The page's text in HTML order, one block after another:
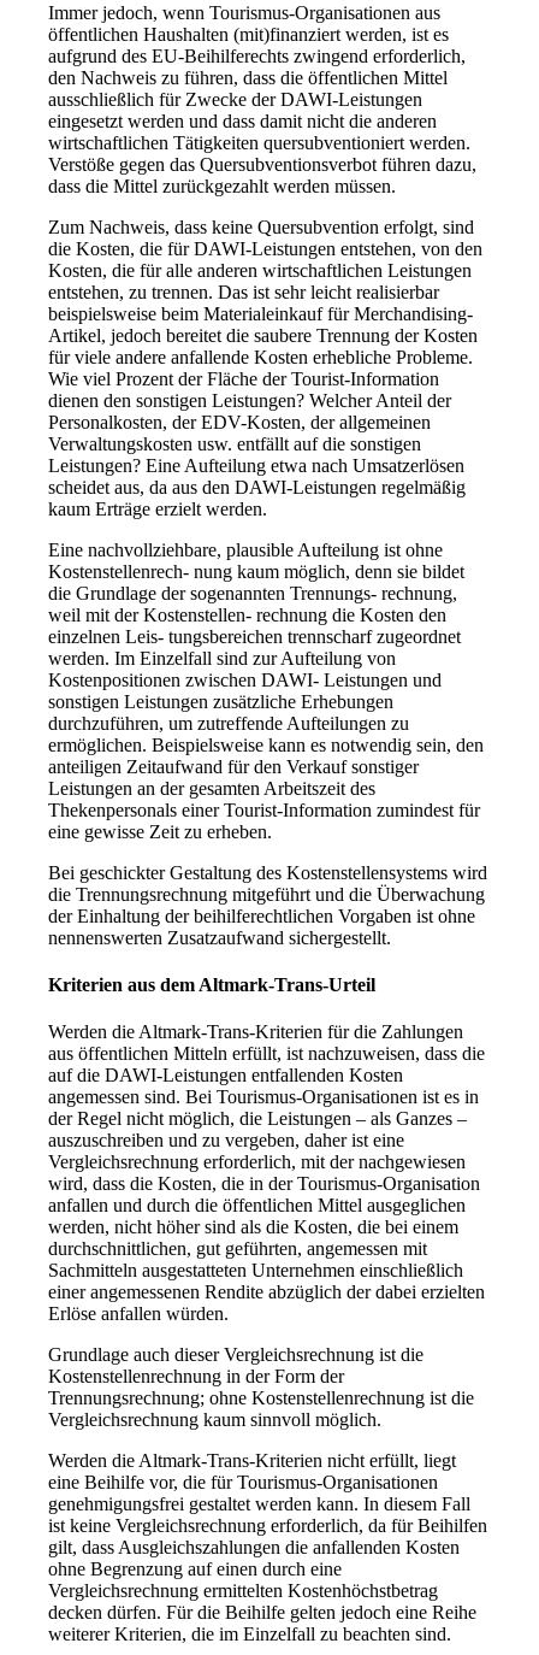
Immer jedoch, wenn Tourismus-Organisationen aus
öffentlichen Haushalten (mit)finanziert werden, ist es
aufgrund des EU-Beihilferechts zwingend erforderlich,
den Nachweis zu führen, dass die öffentlichen Mittel
ausschließlich für Zwecke der DAWI-Leistungen
eingesetzt werden und dass damit nicht die anderen
wirtschaftlichen Tätigkeiten quersubventioniert werden.
Verstöße gegen das Quersubventionsverbot führen dazu,
dass die Mittel zurückgezahlt werden müssen.
Zum Nachweis, dass keine Quersubvention erfolgt, sind
die Kosten, die für DAWI-Leistungen entstehen, von den
Kosten, die für alle anderen wirtschaftlichen Leistungen
entstehen, zu trennen. Das ist sehr leicht realisierbar
beispielsweise beim Materialeinkauf für Merchandising-
Artikel, jedoch bereitet die saubere Trennung der Kosten
für viele andere anfallende Kosten erhebliche Probleme.
Wie viel Prozent der Fläche der Tourist-Information
dienen den sonstigen Leistungen? Welcher Anteil der
Personalkosten, der EDV-Kosten, der allgemeinen
Verwaltungskosten usw. entfällt auf die sonstigen
Leistungen? Eine Aufteilung etwa nach Umsatzerlösen
scheidet aus, da aus den DAWI-Leistungen regelmäßig
kaum Erträge erzielt werden.
Eine nachvollziehbare, plausible Aufteilung ist ohne
Kostenstellenrech- nung kaum möglich, denn sie bildet
die Grundlage der sogenannten Trennungs- rechnung,
weil mit der Kostenstellen- rechnung die Kosten den
einzelnen Leis- tungsbereichen trennscharf zugeordnet
werden. Im Einzelfall sind zur Aufteilung von
Kostenpositionen zwischen DAWI- Leistungen und
sonstigen Leistungen zusätzliche Erhebungen
durchzuführen, um zutreffende Aufteilungen zu
ermöglichen. Beispielsweise kann es notwendig sein, den
anteiligen Zeitaufwand für den Verkauf sonstiger
Leistungen an der gesamten Arbeitszeit des
Thekenpersonals einer Tourist-Information zumindest für
eine gewisse Zeit zu erheben.
Bei geschickter Gestaltung des Kostenstellensystems wird
die Trennungsrechnung mitgeführt und die Überwachung
der Einhaltung der beihilferechtlichen Vorgaben ist ohne
nennenswerten Zusatzaufwand sichergestellt.
Kriterien aus dem Altmark-Trans-Urteil
Werden die Altmark-Trans-Kriterien für die Zahlungen
aus öffentlichen Mitteln erfüllt, ist nachzuweisen, dass die
auf die DAWI-Leistungen entfallenden Kosten
angemessen sind. Bei Tourismus-Organisationen ist es in
der Regel nicht möglich, die Leistungen – als Ganzes –
auszuschreiben und zu vergeben, daher ist eine
Vergleichsrechnung erforderlich, mit der nachgewiesen
wird, dass die Kosten, die in der Tourismus-Organisation
anfallen und durch die öffentlichen Mittel ausgeglichen
werden, nicht höher sind als die Kosten, die bei einem
durchschnittlichen, gut geführten, angemessen mit
Sachmitteln ausgestatteten Unternehmen einschließlich
einer angemessenen Rendite abzüglich der dabei erzielten
Erlöse anfallen würden.
Grundlage auch dieser Vergleichsrechnung ist die
Kostenstellenrechnung in der Form der
Trennungsrechnung; ohne Kostenstellenrechnung ist die
Vergleichsrechnung kaum sinnvoll möglich.
Werden die Altmark-Trans-Kriterien nicht erfüllt, liegt
eine Beihilfe vor, die für Tourismus-Organisationen
genehmigungsfrei gestaltet werden kann. In diesem Fall
ist keine Vergleichsrechnung erforderlich, da für Beihilfen
gilt, dass Ausgleichszahlungen die anfallenden Kosten
ohne Begrenzung auf einen durch eine
Vergleichsrechnung ermittelten Kostenhöchstbetrag
decken dürfen. Für die Beihilfe gelten jedoch eine Reihe
weiterer Kriterien, die im Einzelfall zu beachten sind.